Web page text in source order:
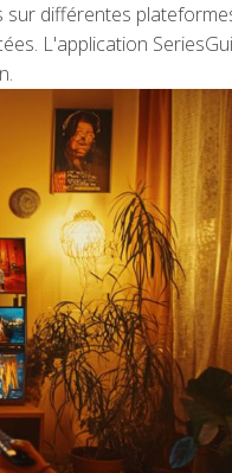
sur différentes
L'application